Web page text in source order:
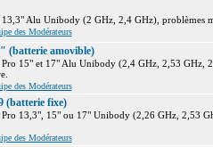
Alu Unibody (2 GHz, 2,4 GHz), problèmes
des Modérateurs
(batterie amovible)
15" et 17" Alu Unibody (2,4 GHz, 2,53 GHz,
des Modérateurs
(batterie fixe)
13,3", 15" ou 17" Unibody (2,26 GHz, 2,53
des Modérateurs